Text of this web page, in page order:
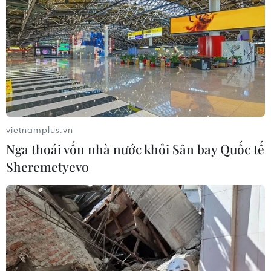
mặt hàng xuất khẩu trên 10 tỷ USD
03/08/2026 23:49
7 tháng năm 2026:
Tổng vốn đầu tư nước ngoài đăng ký
vào Việt Nam tăng 58%
Lấy lợi ích và sự hài
lòng của nhân dân làm thước đo cuối
cùng
03/08/2026 23:14
Khách quốc tế đến Việt
Nam tăng 13,8% trong 7 tháng của
vietnamplus.vn
Nga thoái vốn nhà nước khỏi Sân bay Quốc tế
Sheremetyevo